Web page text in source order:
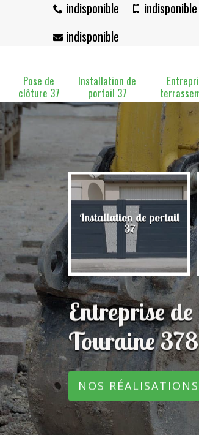
indisponible
indisponible
indisponible
Pose de
clôture 37
Installation de
portail 37
37 Installation de portail
37
Entreprise
Touraine
NOS RÉALISATIONS